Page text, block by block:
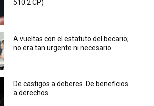
510.2 CP)
A vueltas con el estatuto del becario;
no era tan urgente ni necesario
De castigos a deberes. De beneficios
a derechos